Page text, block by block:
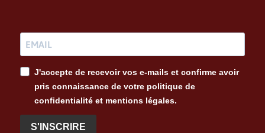
J'accepte de recevoir vos e-mails et confirme avoir
pris connaissance de votre politique de
confidentialité et mentions légales.
S'INSCRIRE